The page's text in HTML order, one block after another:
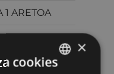
1 ARETOA
1 ARETOA
1 ARETOA
×
cookies